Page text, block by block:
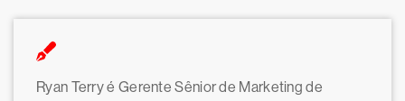
Ryan Terry é Gerente Sênior de Marketing de